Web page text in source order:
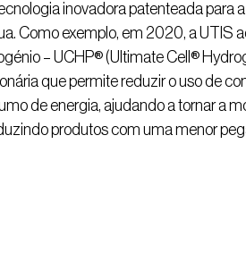
inovadora patenteada para
Como exemplo, em 2020, a UTIS
– UCHP® (Ultimate Cell®
que permite reduzir o uso de
de energia, ajudando a tornar a
produtos com uma menor